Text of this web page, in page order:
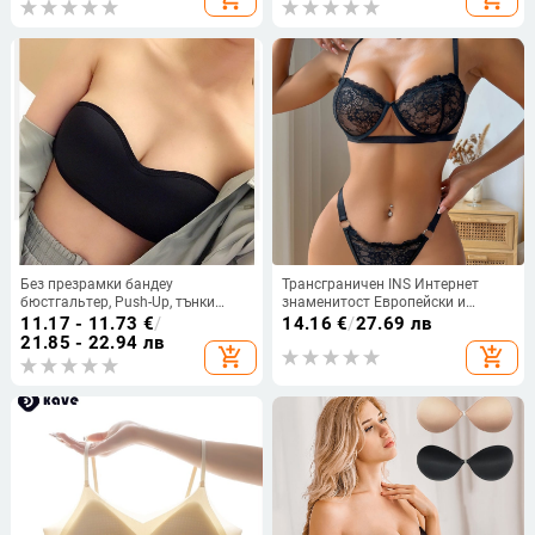
Без презрамки бандеу
бюстгальтер, Push-Up, тънки
чашки, найлонова материя,
безшевен и дишащ дизайн
11.17 - 11.73 €/
21.85 - 22.94 лв
add_shopping_cart
Трансграничен INS Интернет
знаменитост Европейски и
американски дантелен бродиран
перспективен секси бельо от 2
14.16 €/27.69 лв
add_shopping_cart